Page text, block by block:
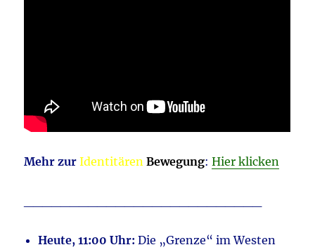
Mehr zur Identitären Bewegung:Hier klicken
Heute, 11:00 Uhr: Die „Grenze“ im Westen